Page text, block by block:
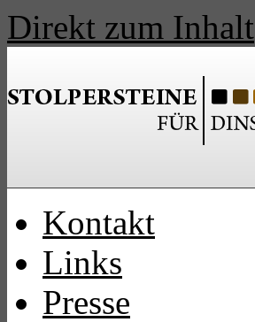
Direkt zum Inhalt
Kontakt
Links
Presse